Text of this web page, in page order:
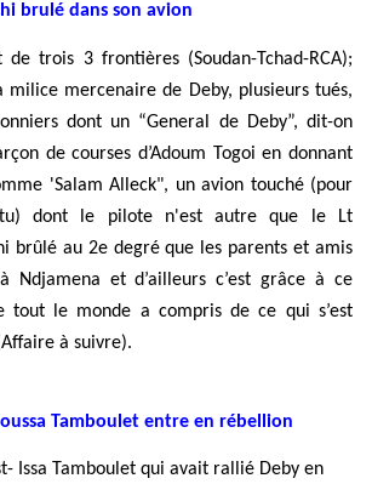
brulé dans son avion
de trois 3 frontières (Soudan-Tchad-RCA);
mercenaire de Deby, plusieurs tués,
dont un “General de Deby”, dit-on
çon de courses d’Adoum Togoi en donnant
'Salam Alleck", un avion touché (pour
dont le pilote n'est autre que le Lt
brûl é au 2e degré que les parents et amis
à Ndjamena et d’ailleurs c’est grâce à ce
tout le monde a compris de ce qui s’est
à suivre).
Tamboulet entre en rébellion
Issa Tamboulet qui avait rallié Deby en